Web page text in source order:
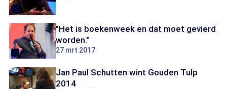
"Het is boekenweek en dat moet gevierd
worden."
27 mrt 2017
Jan Paul Schutten wint Gouden Tulp
2014